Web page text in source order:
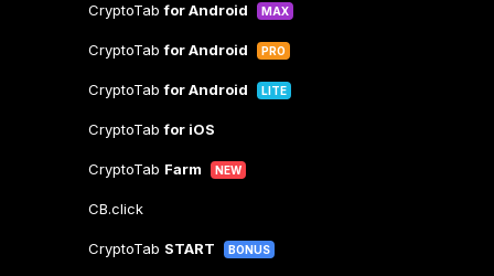
CryptoTabfor Android MAX
CryptoTabfor Android PRO
CryptoTabfor Android LITE
CryptoTabfor iOS
CryptoTab Farm NEW
CB.click
CryptoTab START BONUS